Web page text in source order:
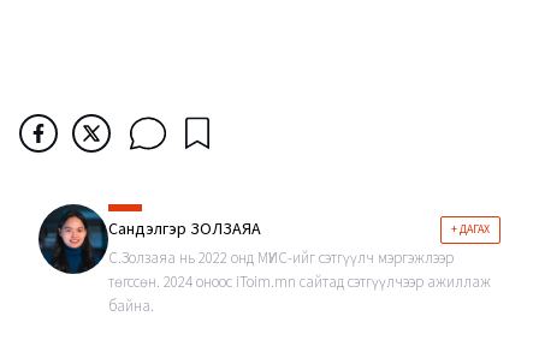
Сандэлгэр ЗОЛЗАЯА + ДАГАХ
С.Золзаяа нь 2022 онд МҮИС-ийг сэтгүүлч мэргэжлээр
төгссөн. 2024 оноос iToim.mn сайтад сэтгүүлчээр ажиллаж
байна.